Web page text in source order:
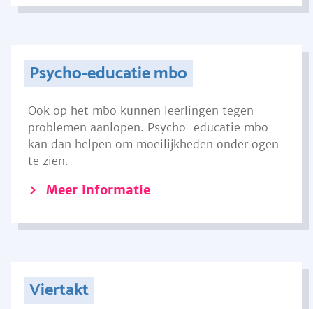
Psycho-educatie mbo
Ook op het mbo kunnen leerlingen tegen
problemen aanlopen. Psycho-educatie mbo
kan dan helpen om moeilijkheden onder ogen
te zien.
Meer informatie
Viertakt